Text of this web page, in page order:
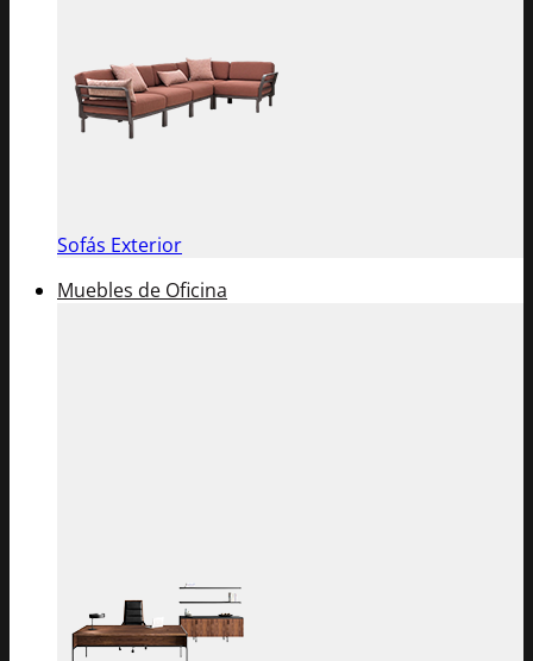
Sofás Exterior
Muebles de Oficina